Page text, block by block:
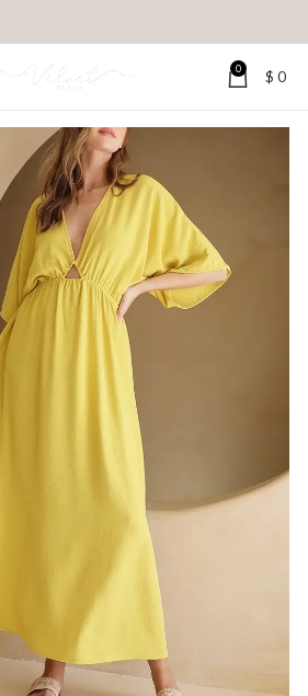
0 $ 0